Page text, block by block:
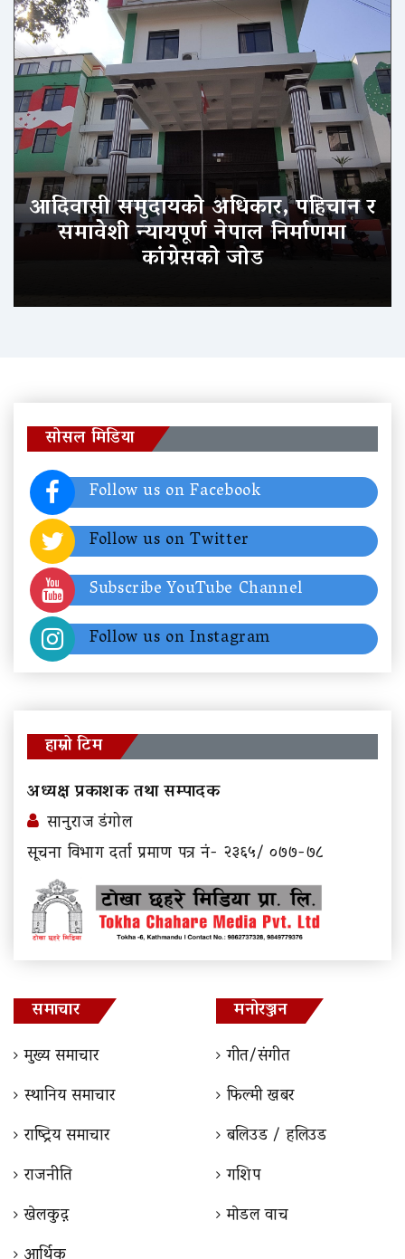
आदिवासी समुदायको अधिकार, पहिचान र
समावेशी न्यायपूर्ण नेपाल निर्माणमा
कांग्रेसको जोड
सोसल मिडिया
Follow us on Facebook
Follow us on Twitter
Subscribe YouTube Channel
Follow us on Instagram
हाम्रो टिम
अध्यक्ष प्रकाशक तथा सम्पादक
सानुराज डंगोल
सूचना विभाग दर्ता प्रमाण पत्र नं- २३६५/ ०७७-७८
समाचार
मुख्य समाचार
स्थानिय समाचार
राष्ट्रिय समाचार
राजनीति
खेलकुद़़
मनोरञ्जन
गीत/संगीत
फिल्मी खबर
बलिउड / हलिउड
गशिप
माेडल वाच